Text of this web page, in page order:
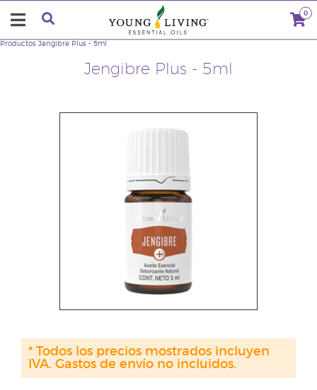
0
Jengibre Plus - 5ml
Productos Jengibre Plus - 5ml
* Todos los precios mostrados incluyen
IVA. Gastos de envío no incluidos.